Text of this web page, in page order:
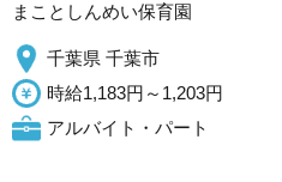
まことしんめい保育園
千葉県 千葉市
時給1,183円～1,203円
アルバイト・パート